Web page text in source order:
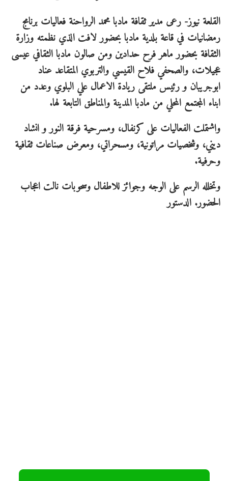
القلعة نيوز- رعى مدير ثقافة مادبا محمد الرواحنة فعاليات برنامج
رمضانيات في قاعة بلدية مادبا بحضور لافت الذي نظمته وزارة
الثقافة بحضور ماهر فرح حدادين ومن صالون مادبا الثقافي عيسى
عجيلات، والصحفي فلاح القيسي والتربوي المتقاعد عناد
ابوجريبان و رئيس ملتقى ريادة الاعمال علي البلوي وعدد من
ابناء المجتمع المحلي من مادبا المدينة والمناطق التابعة لها.
واشتملت الفعاليات على كرنفال، ومسرحية فرقة النور و انشاد
ديني، وشخصيات مراتونية، ومسحراتي، ومعرض صناعات ثقافية
وحرفية.
وتخلله الرسم على الوجه وجوائز للاطفال وسحوبات نالت اعجاب
الحضور. الدستور